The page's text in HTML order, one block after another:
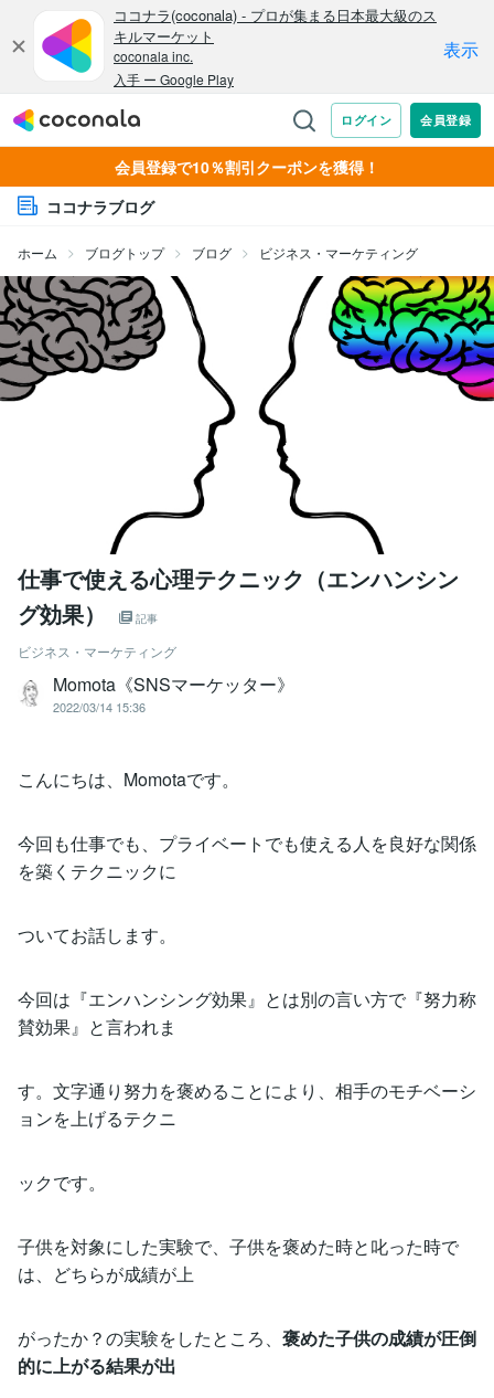
会員登録で10％割引クーポンを獲得！
ココナラブログ
ホーム ブログトップ ブログ ビジネス・マーケティング
仕事で使える心理テクニック（エンハンシン
グ効果）
記事
ビジネス・マーケティング
Momota《SNSマーケッター》
2022/03/14 15:36
こんにちは、Momotaです。
今回も仕事でも、プライベートでも使える人を良好な関係
を築くテクニックに
ついてお話します。
今回は『エンハンシング効果』とは別の言い方で『努力称
賛効果』と言われま
す。文字通り努力を褒めることにより、相手のモチベーシ
ョンを上げるテクニ
ックです。
子供を対象にした実験で、子供を褒めた時と叱った時で
は、どちらが成績が上
がったか？の実験をしたところ、 褒めた子供の成績が圧倒
的に上がる結果が出